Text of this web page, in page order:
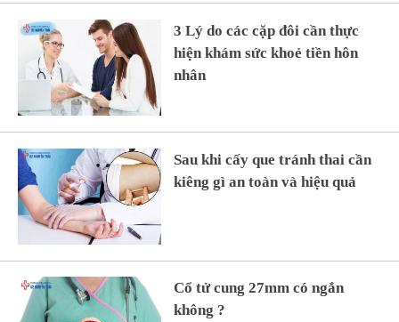
3 Lý do các cặp đôi cần thực
hiện khám sức khoẻ tiền hôn
nhân
Sau khi cấy que tránh thai cần
kiêng gì an toàn và hiệu quả
Cổ tử cung 27mm có ngắn
không ?